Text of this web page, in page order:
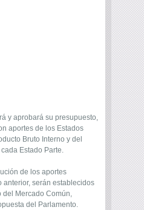
y aprobará su presupuesto,
aportes de los Estados
Bruto Interno y del
Estado Parte.
de los aportes
serán establecidos
Mercado Común,
del Parlamento.